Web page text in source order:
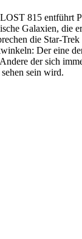
815 entführt
Galaxien, die
die Star-
Der eine
der sich
sein wird.